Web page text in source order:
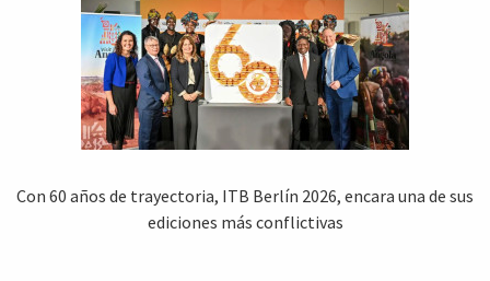
Con 60 años de trayectoria, ITB Berlín 2026, encara una de sus
ediciones más conflictivas